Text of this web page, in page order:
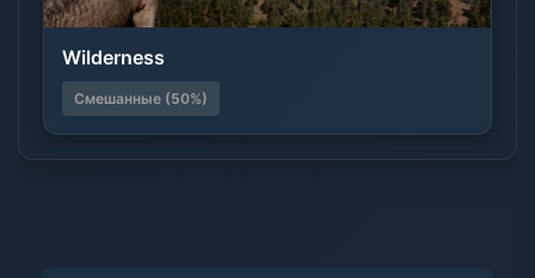
Wilderness
Смешанные (50%)